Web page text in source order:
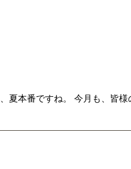
夏本番ですね。 今月も、皆